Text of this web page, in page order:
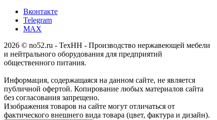
Вконтакте
Telegram
MAX
2026 © no52.ru - ТехНН - Производство нержавеющей мебели
и нейтрального оборудования для предприятий
общественного питания.
Информация, содержащаяся на данном сайте, не является
публичной офертой. Копирование любых материалов сайта
без согласования запрещено.
Изображения товаров на сайте могут отличаться от
фактического внешнего вида товара (цвет, фактура и дизайн).